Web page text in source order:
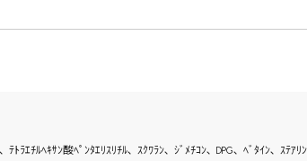
ﾃﾄﾗｴﾁﾙﾍｷｻﾝ酸ﾍﾟﾝﾀｴﾘｽﾘﾁﾙ､ ｽｸﾜﾗﾝ､ ｼﾞﾒﾁｺﾝ､ DPG､ ﾍﾞﾀｲﾝ､ ｽﾃ